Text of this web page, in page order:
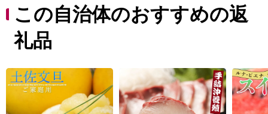
ち“香南市”」をキャッチフレーズに、市民一人ひとりが
幸せを実感できる元気なまちづくりを目指しています。
この自治体のおすすめの返
礼品